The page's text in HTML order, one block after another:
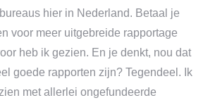
hier in Nederland. Betaal je
voor meer uitgebreide rapportage
heb ik gezien. En je denkt, nou dat
goede rapporten zijn? Tegendeel. Ik
met allerlei ongefundeerde